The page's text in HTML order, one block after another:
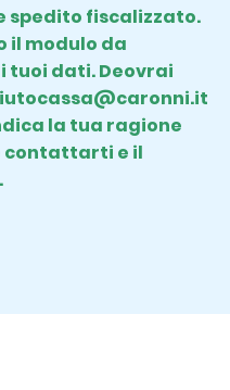
spedito fiscalizzato.
il modulo da
tuoi dati. Deovrai
la tua ragione
contattarti e il